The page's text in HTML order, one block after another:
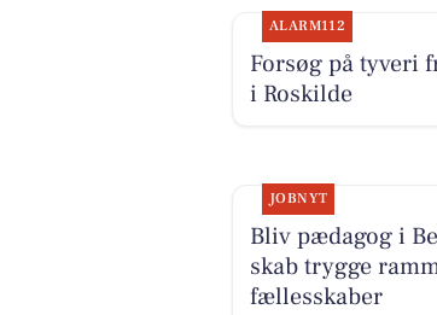
ALARM112
Forsøg på tyveri
i Roskilde
JOBNYT
Bliv pædagog i
skab trygge
fællesskaber